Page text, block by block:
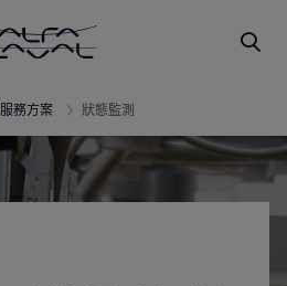
務方案 狀態監測